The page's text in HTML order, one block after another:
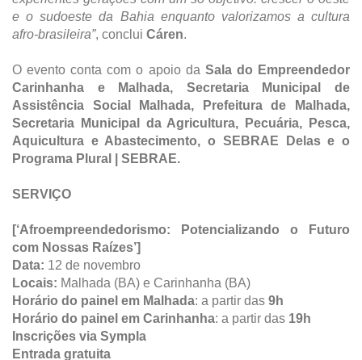
e o sudoeste da Bahia enquanto valorizamos a cultura
afro-brasileira”, conclui Cáren.
O evento conta com o apoio da Sala do Empreendedor
Carinhanha e Malhada, Secretaria Municipal de
Assistência Social Malhada, Prefeitura de Malhada,
Secretaria Municipal da Agricultura, Pecuária, Pesca,
Aquicultura e Abastecimento, o SEBRAE Delas e o
Programa Plural | SEBRAE.
SERVIÇO
[‘Afroempreendedorismo: Potencializando o Futuro
com Nossas Raízes’]
Data: 12 de novembro
Locais: Malhada (BA) e Carinhanha (BA)
Horário do painel em Malhada: a partir das 9h
Horário do painel em Carinhanha: a partir das 19h
Inscrições via Sympla
Entrada gratuita